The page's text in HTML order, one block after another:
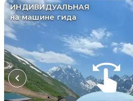
ИНДИВИДУАЛЬНАЯ
на машине гида